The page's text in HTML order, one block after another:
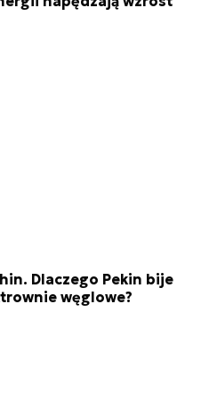
Dlaczego Pekin bije
węglowe?